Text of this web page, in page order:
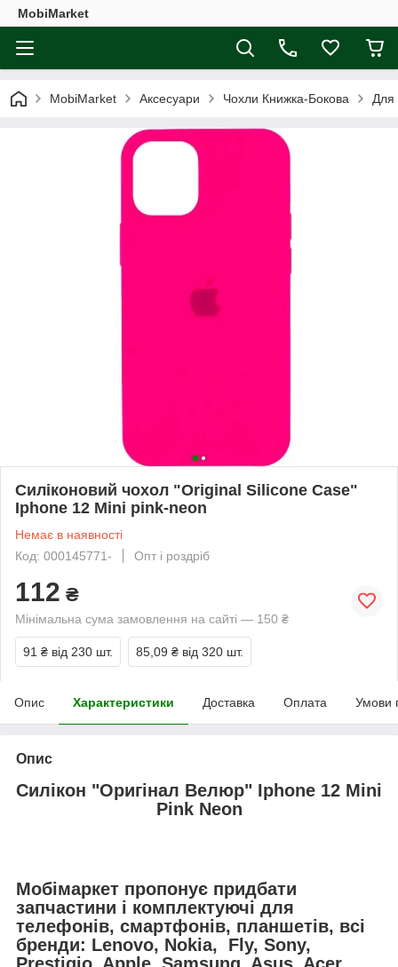
MobiMarket
MobiMarket Аксесуари Чохли Книжка-Бокова Для
Силіконовий чохол "Original Silicone Case"
Iphone 12 Mini pink-neon
Немає в наявності
Код: 000145771-
Опт і роздріб
112 ₴
Мінімальна сума замовлення на сайті — 150 ₴
91 ₴ від 230 шт. 85,09 ₴ від 320 шт.
Опис Характеристики Доставка Оплата Умови
Опис
Силікон "Оригінал Велюр" Iphone 12 Mini
Pink Neon
Мобімаркет пропонує придбати
запчастини і комплектуючі для
телефонів, смартфонів, планшетів, всі
бренди: Lenovo, Nokia, Fly, Sony,